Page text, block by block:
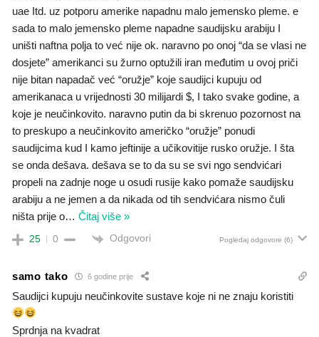
uae Itd. uz potporu amerike napadnu malo jemensko pleme. e
sada to malo jemensko pleme napadne saudijsku arabiju I
uništi naftna polja to već nije ok. naravno po onoj “da se vlasi ne
dosjete” amerikanci su žurno optužili iran međutim u ovoj priči
nije bitan napadač već “oružje” koje saudijci kupuju od
amerikanaca u vrijednosti 30 milijardi $, I tako svake godine, a
koje je neučinkovito. naravno putin da bi skrenuo pozornost na
to preskupo a neučinkovito američko “oružje” ponudi
saudijcima kud I kamo jeftinije a učikovitije rusko oružje. I šta
se onda dešava. dešava se to da su se svi ngo sendvićari
propeli na zadnje noge u osudi rusije kako pomaže saudijsku
arabiju a ne jemen a da nikada od tih sendvićara nismo čuli
ništa prije o… Čitaj više »
25 0 Odgovori Pogledaj odgovore (6)
samo tako 6 godine prije
Saudijci kupuju neučinkovite sustave koje ni ne znaju koristiti
Sprdnja na kvadrat